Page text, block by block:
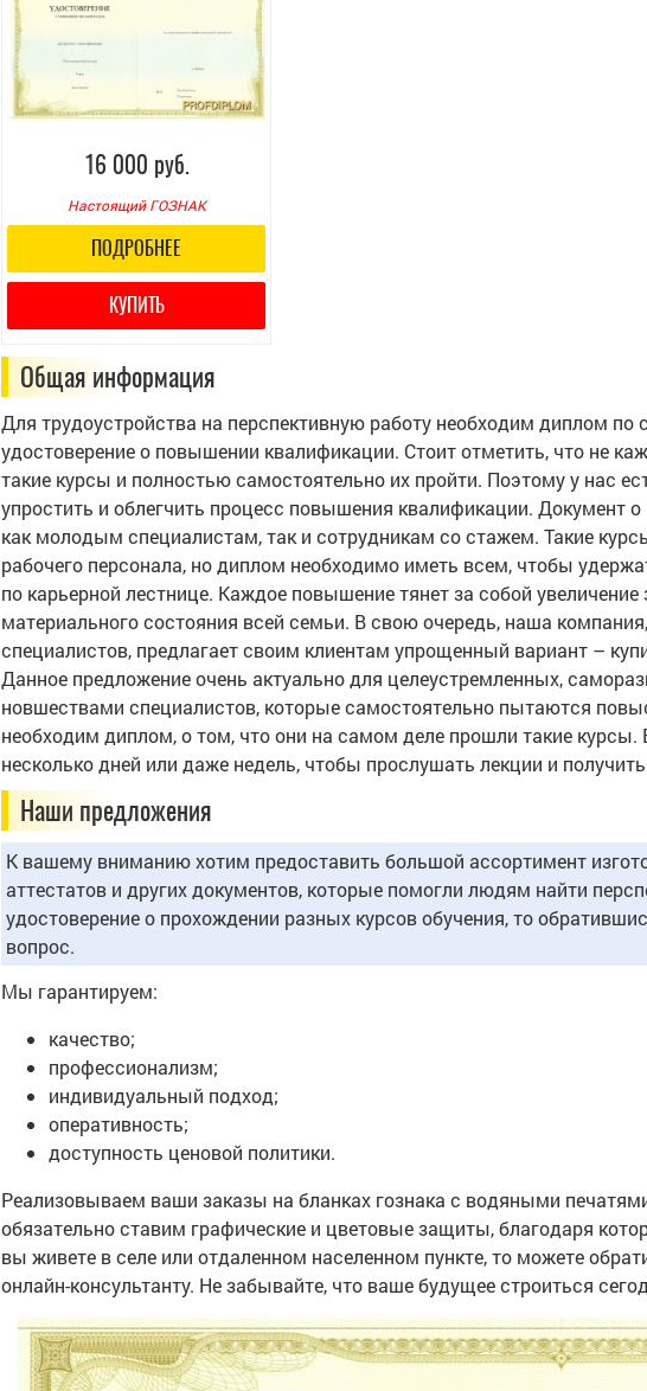
16 000 руб.
Настоящий ГОЗНАК
ПОДРОБНЕЕ
КУПИТЬ
Общая информация
Для трудоустройства на перспективную работу необходим диплом по
удостоверение о повышении квалификации. Стоит отметить, что не
такие курсы и полностью самостоятельно их пройти. Поэтому у нас
упростить и облегчить процесс повышения квалификации. Документ
как молодым специалистам, так и сотрудникам со стажем. Такие
рабочего персонала, но диплом необходимо иметь всем, чтобы
по карьерной лестнице. Каждое повышение тянет за собой
материального состояния всей семьи. В свою очередь, наша
специалистов, предлагает своим клиентам упрощенный вариант –
Данное предложение очень актуально для целеустремленных,
новшествами специалистов, которые самостоятельно пытаются
необходим диплом, о том, что они на самом деле прошли такие курсы.
несколько дней или даже недель, чтобы прослушать лекции и
Наши предложения
К вашему вниманию хотим предоставить большой ассортимент
аттестатов и других документов, которые помогли людям найти
удостоверение о прохождении разных курсов обучения, то
вопрос.
Мы гарантируем:
качество;
профессионализм;
индивидуальный подход;
оперативность;
доступность ценовой политики.
Реализовываем ваши заказы на бланках гознака с водяными
обязательно ставим графические и цветовые защиты, благодаря
вы живете в селе или отдаленном населенном пункте, то можете
онлайн-консультанту. Не забывайте, что ваше будущее строиться